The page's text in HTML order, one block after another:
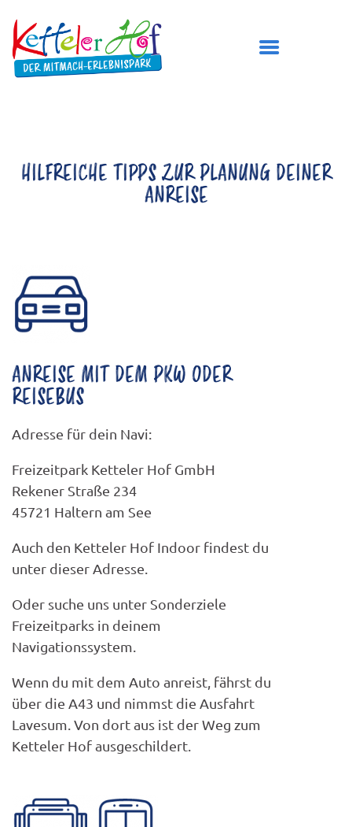
DER KETTELER HOF
ÖFFNUNGSZEITEN
GEBURTSTAG FEIERN
TICKETS
HILFREICHE TIPPS ZUR PLANUNG DEINER
ANREISE
ANREISE MIT DEM PKW ODER
REISEBUS
Adresse für dein Navi:
Freizeitpark Ketteler Hof GmbH
Rekener Straße 234
45721 Haltern am See
Auch den Ketteler Hof Indoor findest du
unter dieser Adresse.
Oder suche uns unter Sonderziele
Freizeitparks in deinem
Navigationssystem.
Wenn du mit dem Auto anreist, fährst du
über die A43 und nimmst die Ausfahrt
Lavesum. Von dort aus ist der Weg zum
Ketteler Hof ausgeschildert.